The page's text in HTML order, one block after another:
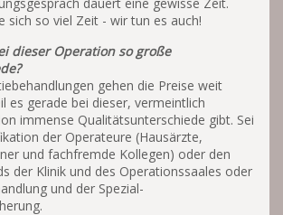
sich so viel Zeit - wir tun es auch!
dieser Operation so große
gehen die Preise weit
es gerade bei dieser, vermeintlich
immense Qualitätsunterschiede gibt. Sei
der Operateure (Hausärzte,
und fachfremde Kollegen) oder den
der Klinik und des Operationssaales oder
und der Spezial-